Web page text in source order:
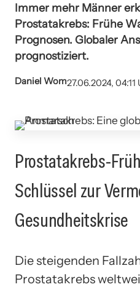
Immer mehr Männer
Prostatakrebs: Frühe
Prognosen. Globaler
prognostiziert.
Daniel Wom27.06.2024, 04:11
Prostatakrebs-
Schlüssel zur
Gesundheitskrise
Die steigenden
Prostatakrebs